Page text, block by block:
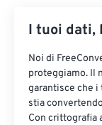
I tuoi dati,
Noi di
proteggiamo. Il
garantisce che i
stia
Con crittografia